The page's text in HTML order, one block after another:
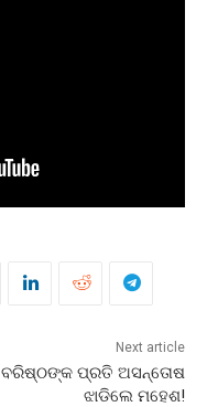
Next article
ବରିଷ୍ଠଙ୍କ ପ୍ରତି ଅସନ୍ତୋଷ
ଝାଡିଲେ ମହେଶ!